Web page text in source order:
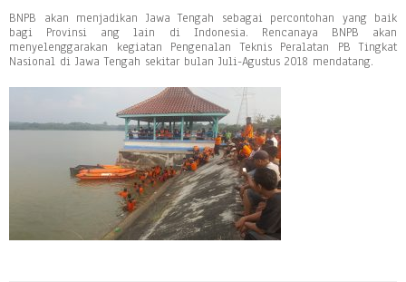
BNPB akan menjadikan Jawa Tengah sebagai percontohan yang baik
bagi Provinsi ang lain di Indonesia. Rencanaya BNPB akan
menyelenggarakan kegiatan Pengenalan Teknis Peralatan PB Tingkat
Nasional di Jawa Tengah sekitar bulan Juli-Agustus 2018 mendatang.